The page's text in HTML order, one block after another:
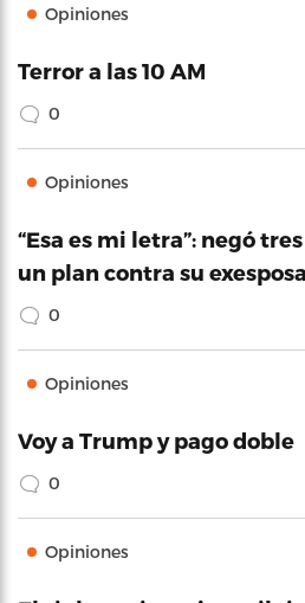
Opiniones
Terror a las 10 AM
0
Opiniones
“Esa es mi letra”: negó
un plan contra su
0
Opiniones
Voy a Trump y pago doble
0
Opiniones